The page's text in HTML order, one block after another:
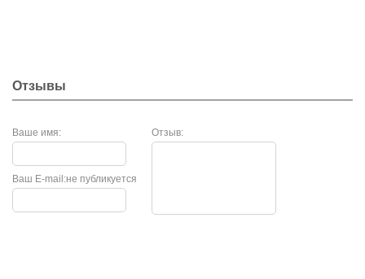
Отзывы
Ваше имя: Отзыв:
не публикуется
Ваш E-mail: